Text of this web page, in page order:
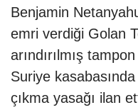
Benjamin
emri verdiği Golan
arındırılmış
Suriye
çıkma yasağı ilan